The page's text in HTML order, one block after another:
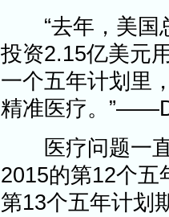
“去年，美国
投资2.15亿美元
一个五年计划里
精准医疗。
医疗问题一直
2015的第12个五
第13个五年计划